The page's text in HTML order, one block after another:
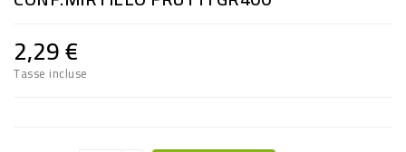
PRODOTTI
PER
CONDIRE
2,29 €
Tasse incluse